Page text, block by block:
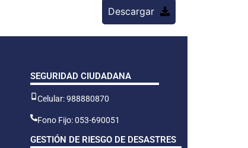
Descargar
SEGURIDAD CIUDADANA
Celular: 988880870
Fono Fijo: 053-690051
GESTIÓN DE RIESGO DE DESASTRES